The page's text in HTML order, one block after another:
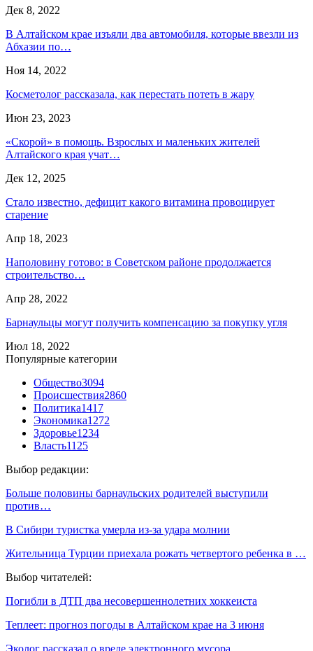
Дек 8, 2022
В Алтайском крае изъяли два автомобиля, которые ввезли из
Абхазии по…
Ноя 14, 2022
Косметолог рассказала, как перестать потеть в жару
Июн 23, 2023
«Скорой» в помощь. Взрослых и маленьких жителей
Алтайского края учат…
Дек 12, 2025
Стало известно, дефицит какого витамина провоцирует
старение
Апр 18, 2023
Наполовину готово: в Советском районе продолжается
строительство…
Апр 28, 2022
Барнаульцы могут получить компенсацию за покупку угля
Июл 18, 2022
Популярные категории
Общество3094
Происшествия2860
Политика1417
Экономика1272
Здоровье1234
Власть1125
Выбор редакции:
Больше половины барнаульских родителей выступили
против…
В Сибири туристка умерла из-за удара молнии
Жительница Турции приехала рожать четвертого ребенка в …
Выбор читателей:
Погибли в ДТП два несовершеннолетних хоккеиста
Теплеет: прогноз погоды в Алтайском крае на 3 июня
Эколог рассказал о вреде электронного мусора